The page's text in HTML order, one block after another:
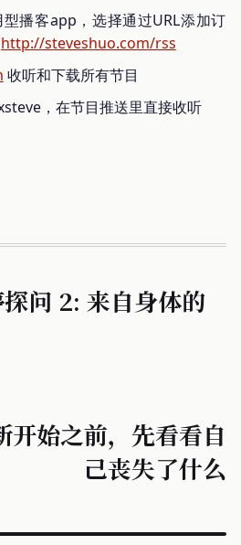
播客app，选择通过URL添加订
http://steveshuo.com/rss
收听和下载所有节目
，在节目推送里直接收听
问 2: 来自身体的
始之前，先看看自
己丧失了什么